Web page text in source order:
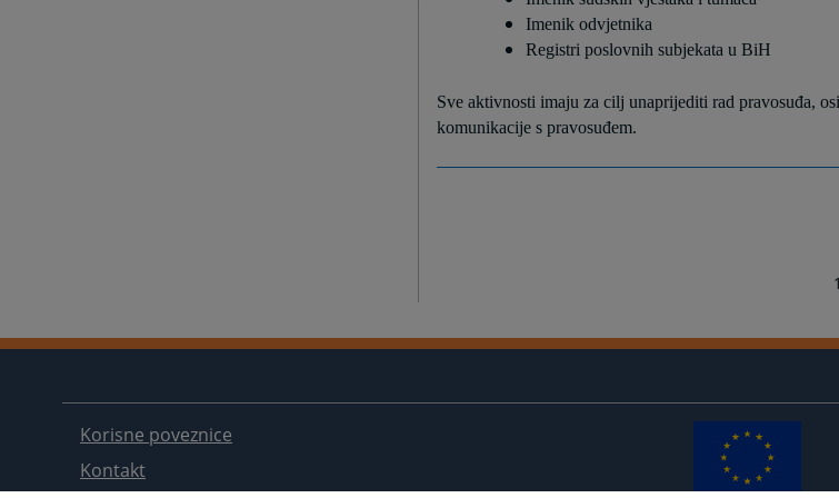
Imenik odvjetnika
Registri poslovnih subjekata u BiH
Sve aktivnosti imaju za cilj unaprijediti rad pravosuđa,
komunikacije s pravosuđem.
Korisne poveznice
Kontakt